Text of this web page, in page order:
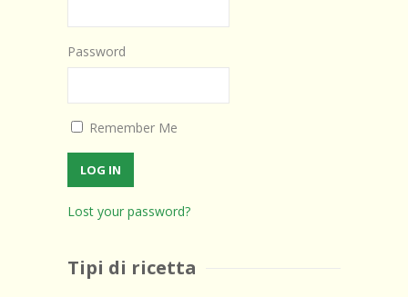
Password
Remember Me
Lost your password?
Tipi di ricetta